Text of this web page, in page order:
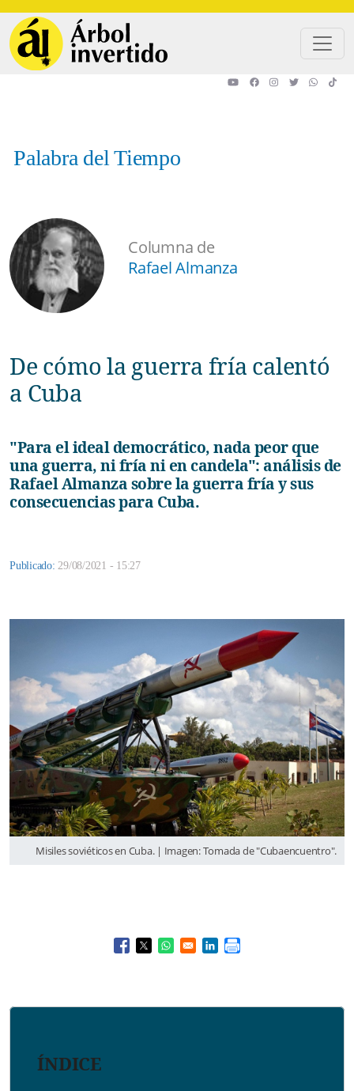
Palabra del Tiempo
Columna de
Rafael Almanza
De cómo la guerra fría calentó
a Cuba
"Para el ideal democrático, nada peor que
una guerra, ni fría ni en candela": análisis de
Rafael Almanza sobre la guerra fría y sus
consecuencias para Cuba.
Publicado: 29/08/2021 - 15:27
Misiles soviéticos en Cuba. | Imagen: Tomada de "Cubaencuentro".
Opens in a new window
Opens in a new window
Opens in a new window
Opens in a new window
ÍNDICE